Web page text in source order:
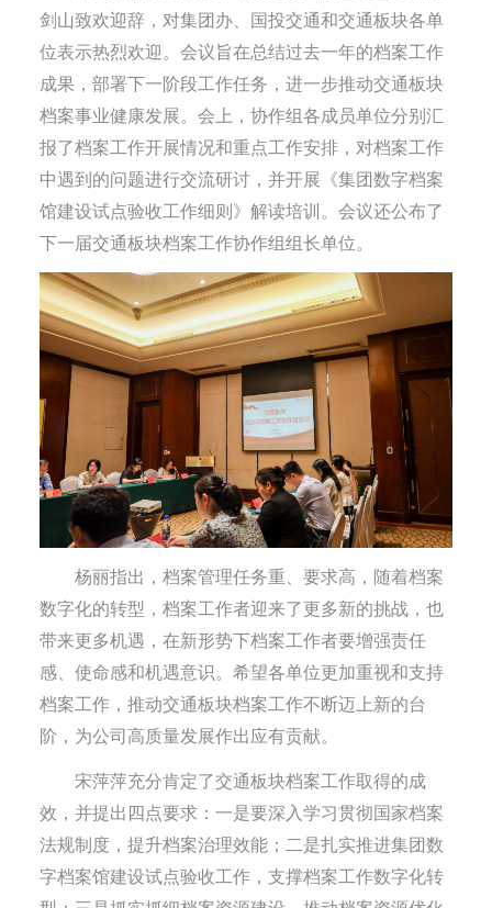
剑山致欢迎辞，对集团办、国投交通和交通板块各单
位表示热烈欢迎。会议旨在总结过去一年的档案工作
成果，部署下一阶段工作任务，进一步推动交通板块
档案事业健康发展。会上，协作组各成员单位分别汇
报了档案工作开展情况和重点工作安排，对档案工作
中遇到的问题进行交流研讨，并开展《集团数字档案
馆建设试点验收工作细则》解读培训。会议还公布了
下一届交通板块档案工作协作组组长单位。
杨丽指出，档案管理任务重、要求高，随着档案
数字化的转型，档案工作者迎来了更多新的挑战，也
带来更多机遇，在新形势下档案工作者要增强责任
感、使命感和机遇意识。希望各单位更加重视和支持
档案工作，推动交通板块档案工作不断迈上新的台
阶，为公司高质量发展作出应有贡献。
宋萍萍充分肯定了交通板块档案工作取得的成
效，并提出四点要求：一是要深入学习贯彻国家档案
法规制度，提升档案治理效能；二是扎实推进集团数
字档案馆建设试点验收工作，支撑档案工作数字化转